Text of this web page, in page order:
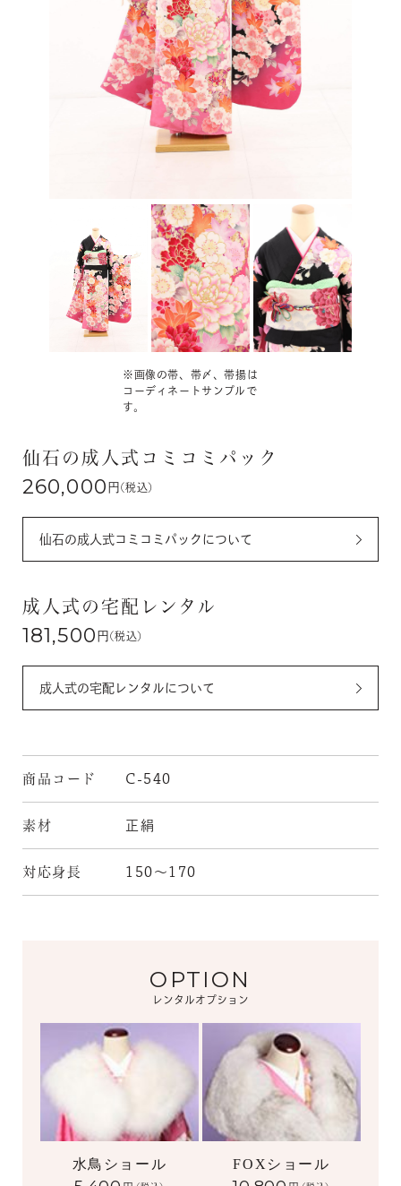
※画像の帯、帯〆、帯揚は
コーディネートサンプルで
す。
仙石の成人式コミコミパック
260,000 円 (税込)
仙石の成人式コミコミパックについて
成人式の宅配レンタル
181,500 円 (税込)
成人式の宅配レンタルについて
商品コード C-540
素材 正絹
対応身長 150～170
OPTION
レンタルオプション
水鳥ショール FOXショール